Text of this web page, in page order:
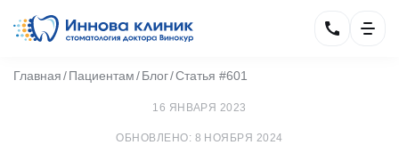
Главная Пациентам Блог Статья #601
16 ЯНВАРЯ 2023
ОБНОВЛЕНО: 8 НОЯБРЯ 2024